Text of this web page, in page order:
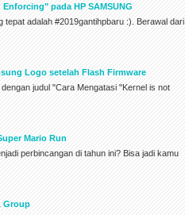
pada HP SAMSUNG
adalah #2019gantihpbaru :). Berawal dari
Logo setelah Flash Firmware
judul "Cara Mengatasi "Kernel is not
Mario Run
perbincangan di tahun ini? Bisa jadi kamu
Group